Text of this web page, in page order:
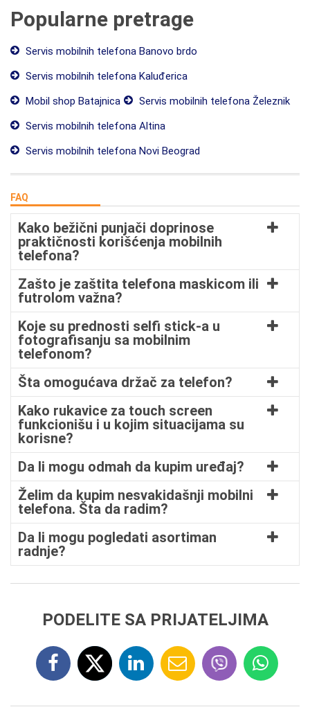
Popularne pretrage
Servis mobilnih telefona Banovo brdo
Servis mobilnih telefona Kaluđerica
Mobil shop Batajnica
Servis mobilnih telefona Železnik
Servis mobilnih telefona Altina
Servis mobilnih telefona Novi Beograd
FAQ
Kako bežični punjači doprinose
praktičnosti korišćenja mobilnih
telefona?
Zašto je zaštita telefona maskicom ili
futrolom važna?
Koje su prednosti selfi stick-a u
fotografisanju sa mobilnim
telefonom?
Šta omogućava držač za telefon?
Kako rukavice za touch screen
funkcionišu i u kojim situacijama su
korisne?
Da li mogu odmah da kupim uređaj?
Želim da kupim nesvakidašnji mobilni
telefona. Šta da radim?
Da li mogu pogledati asortiman
radnje?
PODELITE SA PRIJATELJIMA